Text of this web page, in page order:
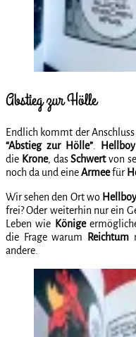
Abstieg zur Hölle
Endlich kommt der
“Abstieg zur Hölle”. Hellboy
die Krone, dasSchwertvon
noch da und eineArmeefür
Wir sehen den Ort wo Hellboy
frei? Oder weiterhin nur ein
Leben wie Könige
die Frage warum
Reichtum
andere.